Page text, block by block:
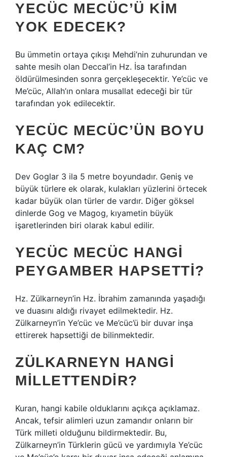
YECÜC MECÜC’Ü KIM
YOK EDECEK?
Bu ümmetin ortaya çıkışı Mehdi’nin zuhurundan ve
sahte mesih olan Deccal’in Hz. İsa tarafından
öldürülmesinden sonra gerçekleşecektir. Ye’cüc ve
Me’cüc, Allah’ın onlara musallat edeceği bir tür
tarafından yok edilecektir.
YECÜC MECÜC’ÜN BOYU
KAÇ CM?
Dev Goglar 3 ila 5 metre boyundadır. Geniş ve
büyük türlere ek olarak, kulakları yüzlerini örtecek
kadar büyük olan türler de vardır. Diğer göksel
dinlerde Gog ve Magog, kıyametin büyük
işaretlerinden biri olarak kabul edilir.
YECÜC MECÜC HANGI
PEYGAMBER HAPSETTI?
Hz. Zülkarneyn’in Hz. İbrahim zamanında yaşadığı
ve duasını aldığı rivayet edilmektedir. Hz.
Zülkarneyn’in Ye’cüc ve Me’cüc’ü bir duvar inşa
ettirerek hapsettiği de bilinmektedir.
ZÜLKARNEYN HANGI
MILLETTENDIR?
Kuran, hangi kabile olduklarını açıkça açıklamaz.
Ancak, tefsir alimleri uzun zamandır onların bir
Türk milleti olduğunu bildirmektedir. Bu,
Zülkarneyn’in Türklerin gücü ve yardımıyla Ye’cüc